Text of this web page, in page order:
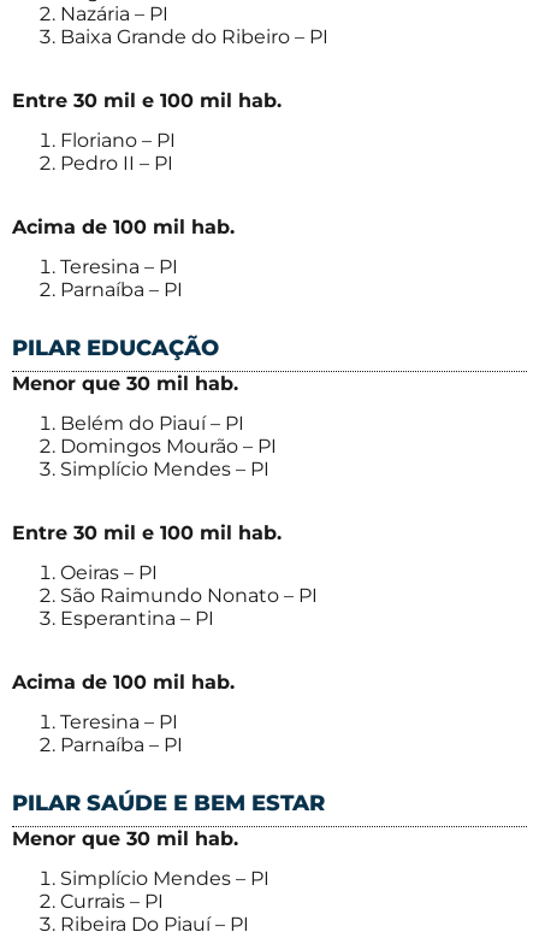
Nazária – PI
Baixa Grande do Ribeiro – PI
Entre 30 mil e 100 mil hab.
Floriano – PI
Pedro II – PI
Acima de 100 mil hab.
Teresina – PI
Parnaíba – PI
PILAR EDUCAÇÃO
Menor que 30 mil hab.
Belém do Piauí – PI
Domingos Mourão – PI
Simplício Mendes – PI
Entre 30 mil e 100 mil hab.
Oeiras – PI
São Raimundo Nonato – PI
Esperantina – PI
Acima de 100 mil hab.
Teresina – PI
Parnaíba – PI
PILAR SAÚDE E BEM ESTAR
Menor que 30 mil hab.
Simplício Mendes – PI
Currais – PI
Ribeira Do Piauí – PI